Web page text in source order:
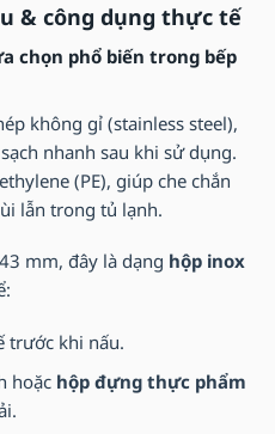
& công dụng thực tế
chọn phổ biến trong bếp
không gỉ (stainless steel),
nhanh sau khi sử dụng.
(PE), giúp che chắn
lẫn trong tủ lạnh.
mm, đây là dạng hộp inox
trước khi nấu.
hoặc hộp đựng thực phẩm